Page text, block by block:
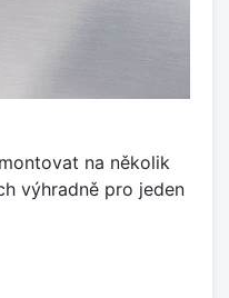
na několik
výhradně pro jeden